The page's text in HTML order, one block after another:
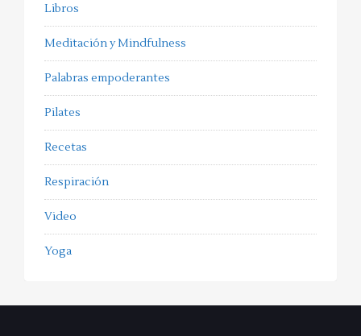
Libros
Meditación y Mindfulness
Palabras empoderantes
Pilates
Recetas
Respiración
Video
Yoga